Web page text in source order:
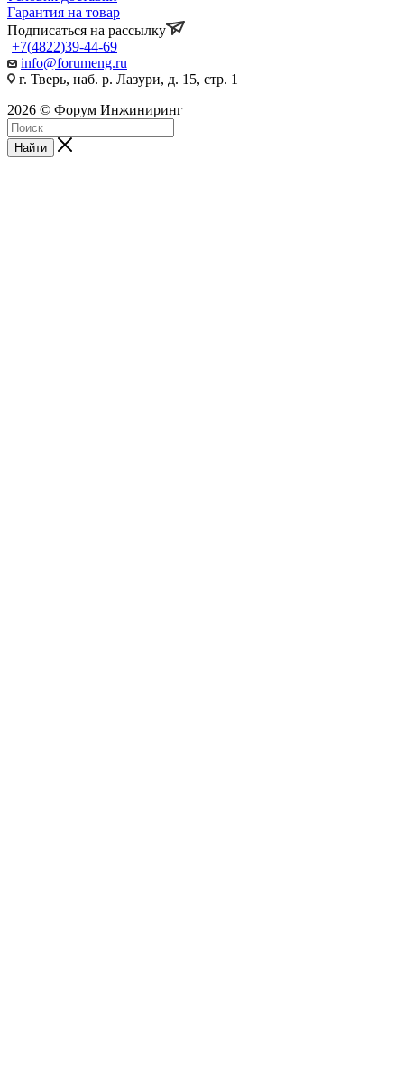
Гарантия на товар
Подписаться на рассылку
+7(4822)39-44-69
info@forumeng.ru
г. Тверь, наб. р. Лазури, д. 15, стр. 1
2026 © Форум Инжиниринг
Найти